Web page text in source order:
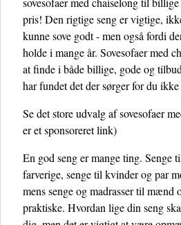
pris! Den rigtige seng er vigtige,
kunne sove godt - men også fordi
holde i mange år. Sovesofaer med
at finde i både billige, gode og
har fundet det der sørger for du
Se det store udvalg af sovesofaer
er et sponsoreret link)
En god seng er mange ting. Senge
farverige, senge til kvinder og par
mens senge og madrasser til mænd
praktiske. Hvordan lige din seng